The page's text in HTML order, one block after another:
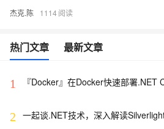
杰克.陈 1114
热门文章 最新文章
1 『Docker』在Docker快速部署.NET
2 一起谈.NET技术，深入解读